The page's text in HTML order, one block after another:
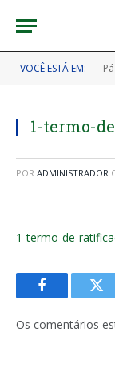
VOCÊ ESTÁ EM:
1-termo-
POR ADMINISTRADOR
1-termo-de-
Facebook
Os comentários